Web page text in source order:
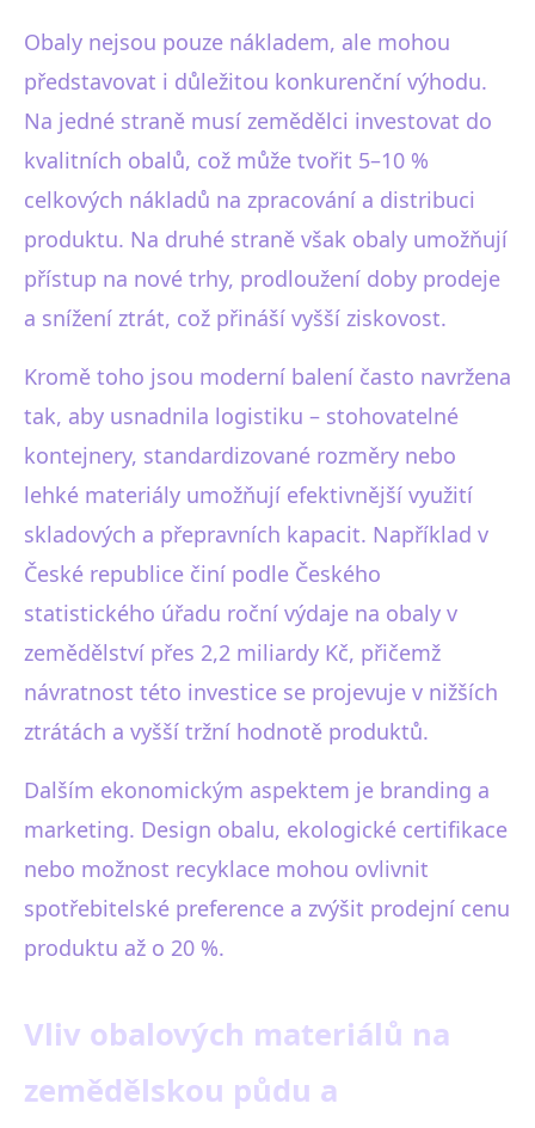
Obaly nejsou pouze nákladem, ale mohou
představovat i důležitou konkurenční výhodu.
Na jedné straně musí zemědělci investovat do
kvalitních obalů, což může tvořit 5–10 %
celkových nákladů na zpracování a distribuci
produktu. Na druhé straně však obaly umožňují
přístup na nové trhy, prodloužení doby prodeje
a snížení ztrát, což přináší vyšší ziskovost.
Kromě toho jsou moderní balení často navržena
tak, aby usnadnila logistiku – stohovatelné
kontejnery, standardizované rozměry nebo
lehké materiály umožňují efektivnější využití
skladových a přepravních kapacit. Například v
České republice činí podle Českého
statistického úřadu roční výdaje na obaly v
zemědělství přes 2,2 miliardy Kč, přičemž
návratnost této investice se projevuje v nižších
ztrátách a vyšší tržní hodnotě produktů.
Dalším ekonomickým aspektem je branding a
marketing. Design obalu, ekologické certifikace
nebo možnost recyklace mohou ovlivnit
spotřebitelské preference a zvýšit prodejní cenu
produktu až o 20 %.
Vliv obalových materiálů na
zemědělskou půdu a